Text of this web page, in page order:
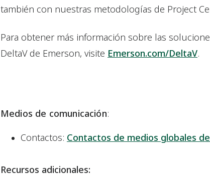
también con nuestras metodologías de Project
Para obtener más información sobre las
DeltaV de Emerson, visite Emerson.com/DeltaV.
Medios de comunicación:
Contactos: Contactos de medios globales
Recursos adicionales: